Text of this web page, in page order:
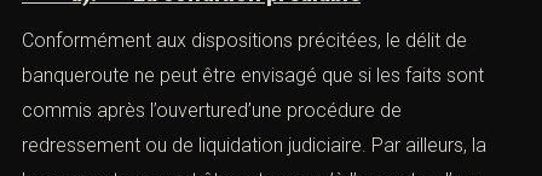
débiteur ; 3). ** D’avoir frauduleusement augmenté le
passif du débiteur ; 4). ** De tenir une comptabilité
fictive ou faire enlever des documents comptables de
l’entreprise ou de la personne morale ous’être abstenu